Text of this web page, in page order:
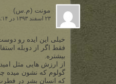
مونت (م.س)
۲۳ اسفند ۱۳۹۳ در ۸:۱۴ ب٫ظ
خیلی این ایده رو
فقط اگر از دوبله
بیشتره.
از ارزش هایی مثل
گولوم که نشون میده
که انسان بشر در